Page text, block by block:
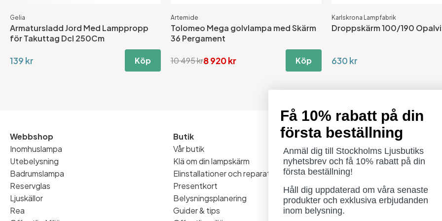
Gelia
Armatursladd Jord Med Lamppropp
för Takuttag Dcl 250Cm
139 kr Köp
Artemide
Tolomeo Mega golvlampa med Skärm
36 Pergament
8 920 kr
10 495 kr Köp
Karlskrona Lampfabrik
Droppskärm 100/190
630 kr
Webbshop
Inomhuslampa
Utebelysning
Badrumslampa
Reservglas
Ljuskällor
Rea
Butik
Vår butik
Klä om din lampskärm
Elinstallationer och reparationer
Presentkort
Belysningsplanering
Guider & tips
Öppettider
Måndag - Torsdag: 11-18
Fredag - Lördag: 11-16
Söndag: Stängt
Lördag 1/8 stängt
Få 10% rabatt på din
första beställning
Anmäl dig till Stockholms Ljusbutiks
nyhetsbrev och få 10% rabatt på din
första beställning!
Håll dig uppdaterad om våra senaste
produkter och exklusiva erbjudanden
inom belysning.